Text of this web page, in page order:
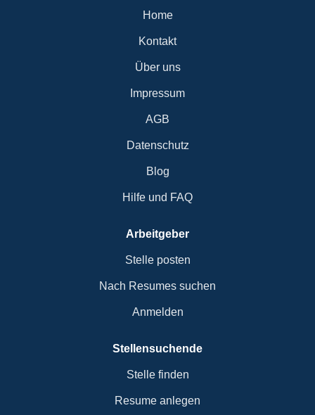
Home
Kontakt
Über uns
Impressum
AGB
Datenschutz
Blog
Hilfe und FAQ
Arbeitgeber
Stelle posten
Nach Resumes suchen
Anmelden
Stellensuchende
Stelle finden
Resume anlegen